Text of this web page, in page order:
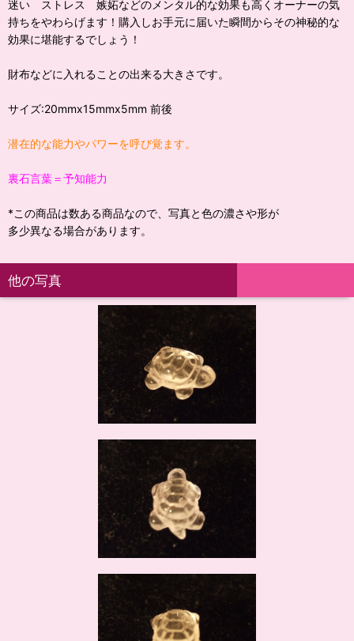
迷い ストレス 嫉妬などのメンタル的な効果も高くオーナーの気
持ちをやわらげます！購入しお手元に届いた瞬間からその神秘的な
効果に堪能するでしょう！
財布などに入れることの出来る大きさです。
サイズ:20mmx15mmx5mm 前後
潜在的な能力やパワーを呼び覚ます。
裏石言葉＝予知能力
*この商品は数ある商品なので、写真と色の濃さや形が
多少異なる場合があります。
他の写真